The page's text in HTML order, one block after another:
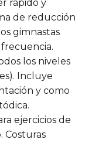
rápido y
de reducción
gimnastas
los niveles
Incluye
y como
ejercicios de
Costuras